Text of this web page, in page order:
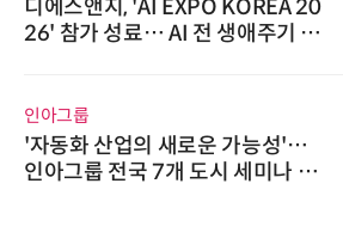
디에스앤지, 'AI EXPO KOREA 20
26' 참가 성료… AI 전 생애주기 아
인아그룹
'자동화 산업의 새로운 가능성'…
인아그룹 전국 7개 도시 세미나 페